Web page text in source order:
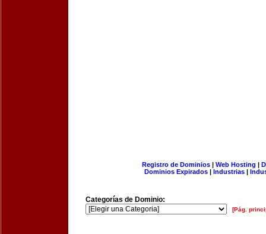
Registro de Dominios| Web Hosting |
Dominios Expirados | Industrias |
Categorías de Dominio:
[Pág.